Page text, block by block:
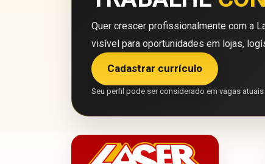
Quer crescer profissionalmente com a
visível para oportunidades em lojas,
Cadastrar currículo
Seu perfil pode ser considerado em vagas atuais